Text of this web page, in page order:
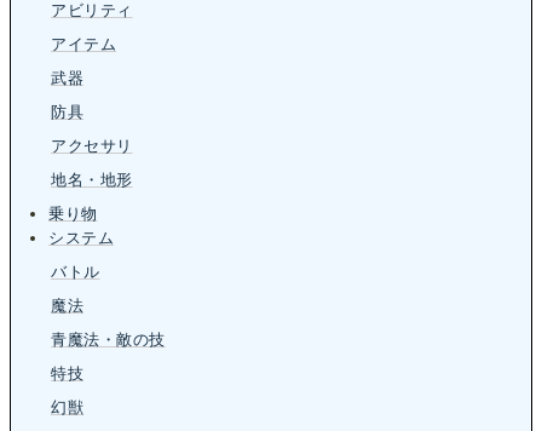
アビリティ
アイテム
武器
防具
アクセサリ
地名・地形
乗り物
システム
バトル
魔法
青魔法・敵の技
特技
幻獣